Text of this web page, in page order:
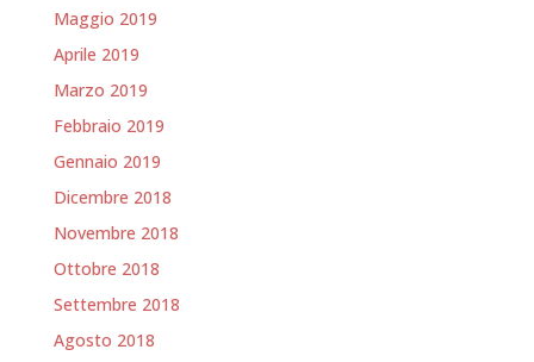
Maggio 2019
Aprile 2019
Marzo 2019
Febbraio 2019
Gennaio 2019
Dicembre 2018
Novembre 2018
Ottobre 2018
Settembre 2018
Agosto 2018